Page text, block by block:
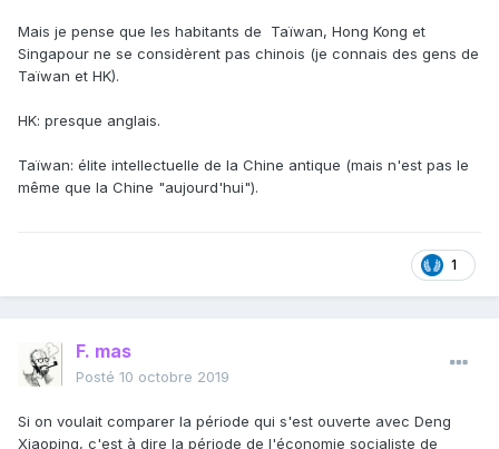
Mais je pense que les habitants de Taïwan, Hong Kong et
Singapour ne se considèrent pas chinois (je connais des gens de
Taïwan et HK).
HK: presque anglais.
Taïwan: élite intellectuelle de la Chine antique (mais n'est pas le
même que la Chine "aujourd'hui").
1
F. mas
Posté 10 octobre 2019
Si on voulait comparer la période qui s'est ouverte avec Deng
Xiaoping, c'est à dire la période de l'économie socialiste de